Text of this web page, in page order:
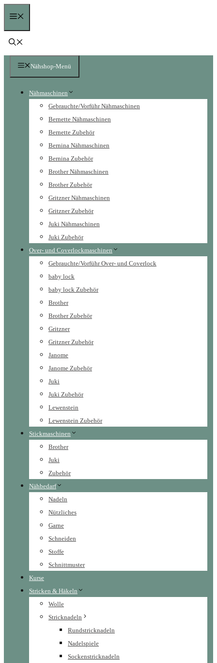
springen
Nähshop-Menü
Nähmaschinen
Gebrauchte/Vorführ Nähmaschinen
Bernette Nähmaschinen
Bernette Zubehör
Bernina Nähmaschinen
Bernina Zubehör
Brother Nähmaschinen
Brother Zubehör
Gritzner Nähmaschinen
Gritzner Zubehör
Juki Nähmaschinen
Juki Zubehör
Over- und Coverlockmaschinen
Gebrauchte/Vorführ Over- und Coverlock
baby lock
baby lock Zubehör
Brother
Brother Zubehör
Gritzner
Gritzner Zubehör
Janome
Janome Zubehör
Juki
Juki Zubehör
Lewenstein
Lewenstein Zubehör
Stickmaschinen
Brother
Juki
Zubehör
Nähbedarf
Nadeln
Nützliches
Garne
Schneiden
Stoffe
Schnittmuster
Kurse
Stricken & Häkeln
Wolle
Stricknadeln
Rundstricknadeln
Nadelspiele
Sockenstricknadeln